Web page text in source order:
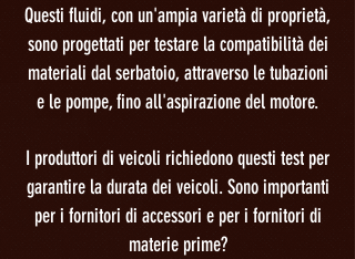
Questi fluidi, con un'ampia varietà di proprietà,
sono progettati per testare la compatibilità dei
materiali dal serbatoio, attraverso le tubazioni
e le pompe, fino all'aspirazione del motore.
I produttori di veicoli richiedono questi test per
garantire la durata dei veicoli. Sono importanti
per i fornitori di accessori e per i fornitori di
materie prime?